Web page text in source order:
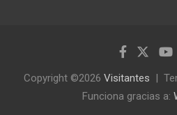
Copyright ©2026 Visitantes
Funciona gracias a: